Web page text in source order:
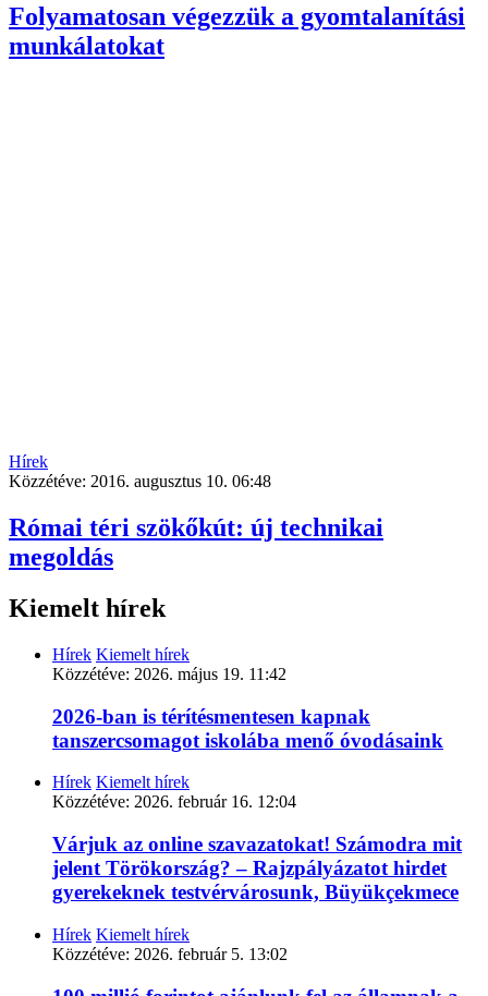
Folyamatosan végezzük a gyomtalanítási
munkálatokat
Hírek
Közzétéve: 2016. augusztus 10. 06:48
Római téri szökőkút: új technikai
megoldás
Kiemelt hírek
Hírek Kiemelt hírek
Közzétéve: 2026. május 19. 11:42
2026-ban is térítésmentesen kapnak
tanszercsomagot iskolába menő óvodásaink
Hírek Kiemelt hírek
Közzétéve: 2026. február 16. 12:04
Várjuk az online szavazatokat! Számodra mit
jelent Törökország? – Rajzpályázatot hirdet
gyerekeknek testvérvárosunk, Büyükçekmece
Hírek Kiemelt hírek
Közzétéve: 2026. február 5. 13:02